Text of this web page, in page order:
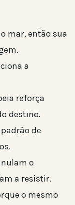
mar, então sua
a
reforça
destino.
de
o
a resistir.
o mesmo